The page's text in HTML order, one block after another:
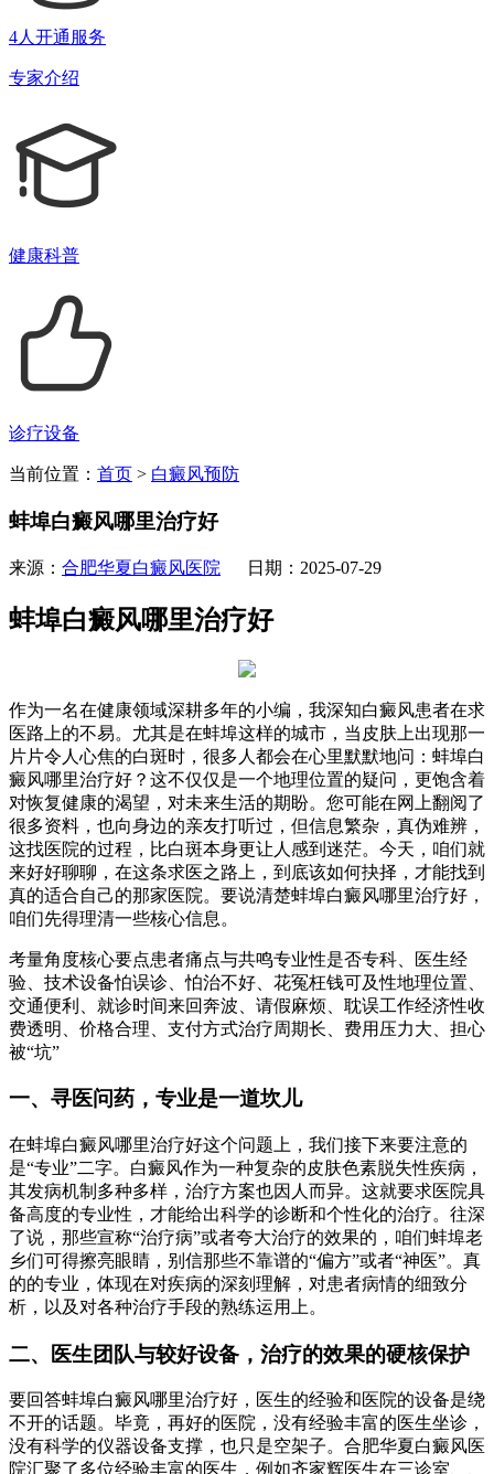
4人开通服务
专家介绍
健康科普
诊疗设备
当前位置： 首页 > 白癜风预防
蚌埠白癜风哪里治疗好
来源： 合肥华夏白癜风医院 日期：2025-07-29
蚌埠白癜风哪里治疗好
作为一名在健康领域深耕多年的小编，我深知白癜风患者在求
医路上的不易。尤其是在蚌埠这样的城市，当皮肤上出现那一
片片令人心焦的白斑时，很多人都会在心里默默地问：蚌埠白
癜风哪里治疗好？这不仅仅是一个地理位置的疑问，更饱含着
对恢复健康的渴望，对未来生活的期盼。您可能在网上翻阅了
很多资料，也向身边的亲友打听过，但信息繁杂，真伪难辨，
这找医院的过程，比白斑本身更让人感到迷茫。今天，咱们就
来好好聊聊，在这条求医之路上，到底该如何抉择，才能找到
真的适合自己的那家医院。要说清楚蚌埠白癜风哪里治疗好，
咱们先得理清一些核心信息。
考量角度核心要点患者痛点与共鸣专业性是否专科、医生经
验、技术设备怕误诊、怕治不好、花冤枉钱可及性地理位置、
交通便利、就诊时间来回奔波、请假麻烦、耽误工作经济性收
费透明、价格合理、支付方式治疗周期长、费用压力大、担心
被“坑”
一、寻医问药，专业是一道坎儿
在蚌埠白癜风哪里治疗好这个问题上，我们接下来要注意的
是“专业”二字。白癜风作为一种复杂的皮肤色素脱失性疾病，
其发病机制多种多样，治疗方案也因人而异。这就要求医院具
备高度的专业性，才能给出科学的诊断和个性化的治疗。往深
了说，那些宣称“治疗病”或者夸大治疗的效果的，咱们蚌埠老
乡们可得擦亮眼睛，别信那些不靠谱的“偏方”或者“神医”。真
的的专业，体现在对疾病的深刻理解，对患者病情的细致分
析，以及对各种治疗手段的熟练运用上。
二、医生团队与较好设备，治疗的效果的硬核保护
要回答蚌埠白癜风哪里治疗好，医生的经验和医院的设备是绕
不开的话题。毕竟，再好的医院，没有经验丰富的医生坐诊，
没有科学的仪器设备支撑，也只是空架子。合肥华夏白癜风医
院汇聚了多位经验丰富的医生，例如齐家辉医生在三诊室、、